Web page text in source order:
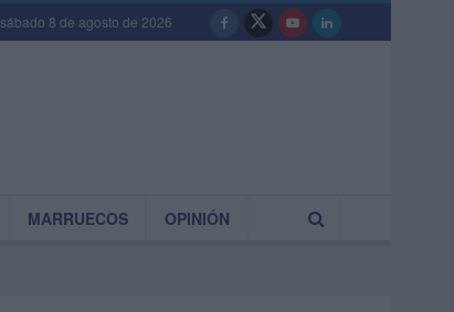
sábado 8 de agosto de 2026
MARRUECOS OPINIÓN